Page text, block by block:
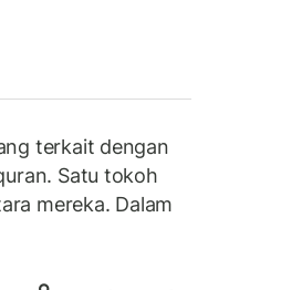
terkait dengan
Satu tokoh
mereka. Dalam